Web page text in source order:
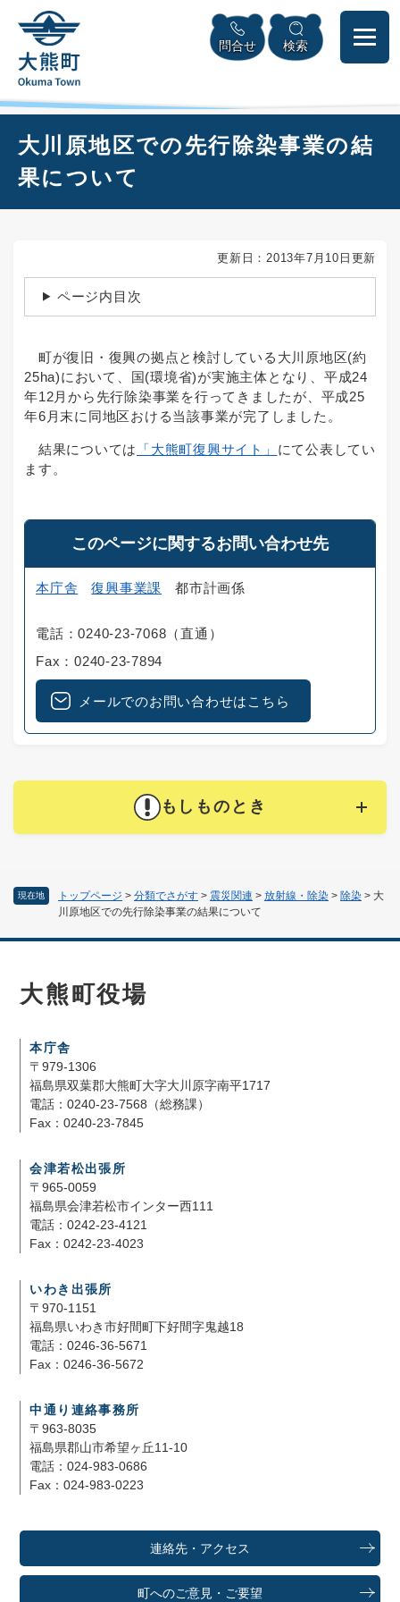
頭
メニューを飛ばして本文へ
問合せ 検索
現在地 トップページ > 分類でさがす > 震災関連 > 放射線・除染 > 除染 > 大
川原地区での先行除染事業の結果について
大川原地区での先行除染事業の結
果について
更新日：2013年7月10日更新
ページ内目次
町が復旧・復興の拠点と検討している大川原地区(約
25ha)において、国(環境省)が実施主体となり、平成24
年12月から先行除染事業を行ってきましたが、平成25
年6月末に同地区おける当該事業が完了しました。
結果については 「大熊町復興サイト」 にて公表してい
ます。
このページに関するお問い合わせ先
本庁舎 復興事業課 都市計画係
電話：0240-23-7068（直通）
Fax：0240-23-7894
メールでのお問い合わせはこちら
もしものとき
大熊町役場
本庁舎
〒979-1306
福島県双葉郡大熊町大字大川原字南平1717
電話：0240-23-7568（総務課）
Fax：0240-23-7845
会津若松出張所
〒965-0059
福島県会津若松市インター西111
電話：0242-23-4121
Fax：0242-23-4023
いわき出張所
〒970-1151
福島県いわき市好間町下好間字鬼越18
電話：0246-36-5671
Fax：0246-36-5672
中通り連絡事務所
〒963-8035
福島県郡山市希望ヶ丘11-10
電話：024-983-0686
Fax：024-983-0223
連絡先・アクセス
町へのご意見・ご要望